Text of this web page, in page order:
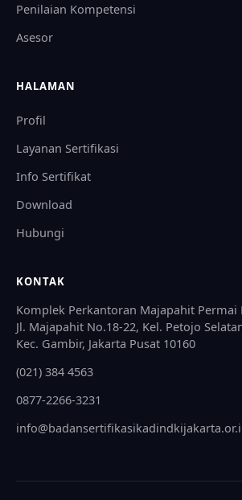
Penilaian Kompetensi
Asesor
HALAMAN
Profil
Layanan Sertifikasi
Info Sertifikat
Download
Hubungi
KONTAK
Komplek Perkantoran Majapahit Permai
Jl. Majapahit No.18-22, Kel. Petojo
Kec. Gambir, Jakarta Pusat 10160
(021) 384 4563
0877-2266-3231